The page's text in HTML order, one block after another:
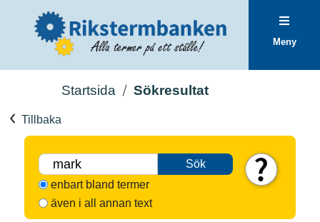
Meny
Startsida Sökresultat
Tillbaka
Sök
enbart bland termer
även i all annan text